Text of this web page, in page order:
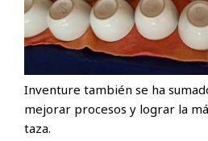
Inventure también se ha
mejorar procesos y lograr la
taza.